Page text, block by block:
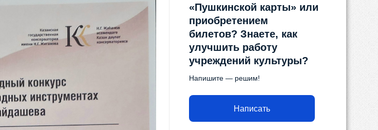
«Пушкинской карты» или
приобретением
билетов? Знаете, как
улучшить работу
учреждений культуры?
Напишите — решим!
Написать